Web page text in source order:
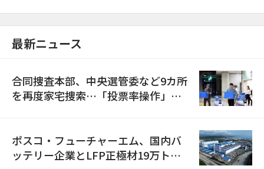
最新ニュース
合同捜査本部、中央選管委など9カ所
を再度家宅捜索…「投票率操作」の
ポスコ・フューチャーエム、国内バ
ッテリー企業とLFP正極材19万トン